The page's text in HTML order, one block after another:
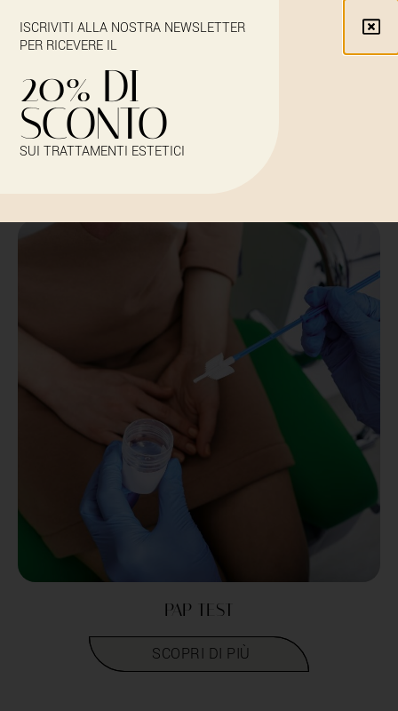
PAP TEST
PAP TEST
LEGGI TUTTO
ISCRIVITI ALLA NOSTRA NEWSLETTER
PER RICEVERE IL
20% DI
SCONTO
SUI TRATTAMENTI ESTETICI